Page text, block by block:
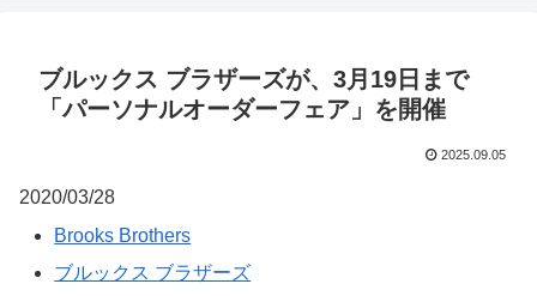
ブルックス ブラザーズが、3月19日まで
「パーソナルオーダーフェア」を開催
2025.09.05
2020/03/28
Brooks Brothers
ブルックス ブラザーズ